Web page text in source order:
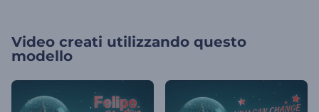
Video creati utilizzando questo
modello